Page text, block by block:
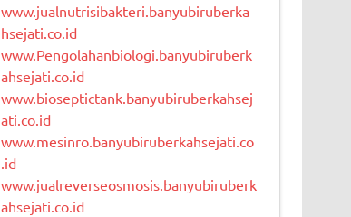
www.jualnutrisibakteri.banyubiruberka
hsejati.co.id
www.Pengolahanbiologi.banyubiruberk
ahsejati.co.id
www.bioseptictank.banyubiruberkahsej
ati.co.id
www.mesinro.banyubiruberkahsejati.co
.id
www.jualreverseosmosis.banyubiruberk
ahsejati.co.id